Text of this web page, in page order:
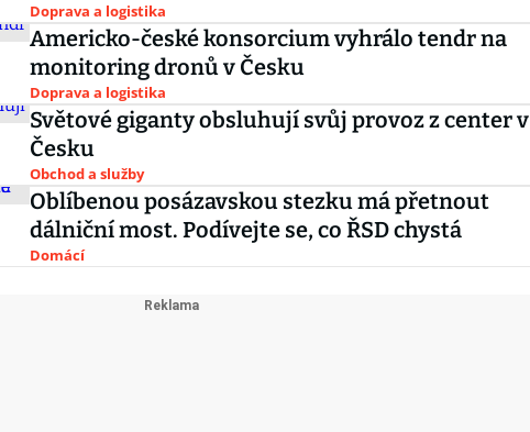
Doprava a logistika
Americko-české konsorcium vyhrálo tendr na
monitoring dronů v Česku
Doprava a logistika
Světové giganty obsluhují svůj provoz z center v
Česku
Obchod a služby
Oblíbenou posázavskou stezku má přetnout
dálniční most. Podívejte se, co ŘSD chystá
Domácí